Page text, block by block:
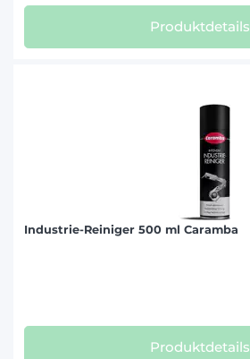
Produktdetails
Industrie-Reiniger 500 ml Caramba
Produktdetails